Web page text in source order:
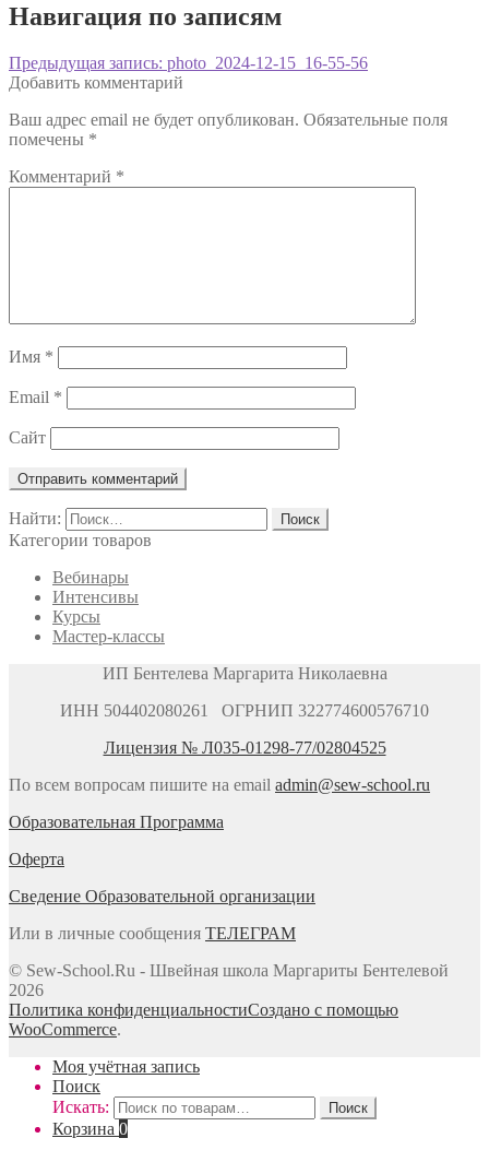
Навигация по записям
Предыдущая запись: photo_2024-12-15_16-55-56
Добавить комментарий
Ваш адрес email не будет опубликован. Обязательные поля
помечены *
Комментарий *
Имя *
Email *
Сайт
Найти:
Категории товаров
Вебинары
Интенсивы
Курсы
Мастер-классы
ИП Бентелева Маргарита Николаевна
ИНН 504402080261 ОГРНИП 322774600576710
Лицензия № Л035-01298-77/02804525
По всем вопросам пишите на email admin@sew-school.ru
Образовательная Программа
Оферта
Сведение Образовательной организации
Или в личные сообщения ТЕЛЕГРАМ
© Sew-School.Ru - Швейная школа Маргариты Бентелевой
2026
Политика конфиденциальностиСоздано с помощью
WooCommerce.
Моя учётная запись
Поиск
Искать:
Поиск
Корзина 0